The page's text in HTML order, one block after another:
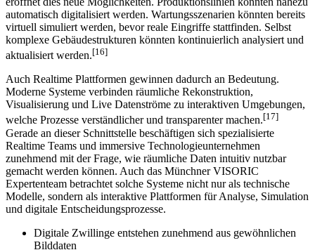
automatisch digitalisiert werden. Wartungsszenarien könnten bereits
virtuell simuliert werden, bevor reale Eingriffe stattfinden. Selbst
komplexe Gebäudestrukturen könnten kontinuierlich analysiert und
aktualisiert werden.[16]
Auch Realtime Plattformen gewinnen dadurch an Bedeutung.
Moderne Systeme verbinden räumliche Rekonstruktion,
Visualisierung und Live Datenströme zu interaktiven Umgebungen,
welche Prozesse verständlicher und transparenter machen.[17]
Gerade an dieser Schnittstelle beschäftigen sich spezialisierte
Realtime Teams und immersive Technologieunternehmen
zunehmend mit der Frage, wie räumliche Daten intuitiv nutzbar
gemacht werden können. Auch das Münchner VISORIC
Expertenteam betrachtet solche Systeme nicht nur als technische
Modelle, sondern als interaktive Plattformen für Analyse, Simulation
und digitale Entscheidungsprozesse.
Digitale Zwillinge entstehen zunehmend aus gewöhnlichen
Bilddaten